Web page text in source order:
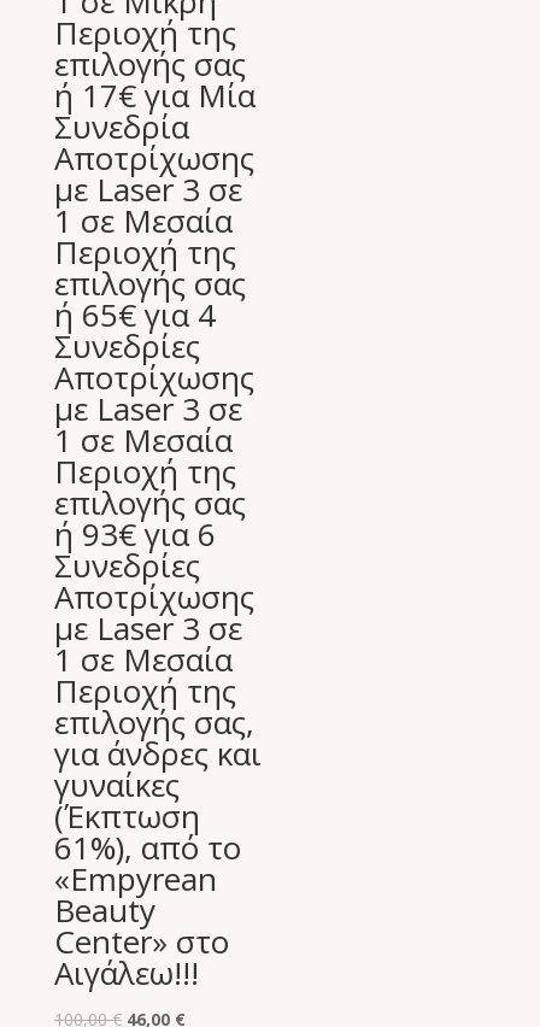
Περιοχή της
επιλογής σας
ή 17€ για Μία
Συνεδρία
Αποτρίχωσης
με Laser 3 σε
1 σε Μεσαία
Περιοχή της
επιλογής σας
ή 65€ για 4
Συνεδρίες
Αποτρίχωσης
με Laser 3 σε
1 σε Μεσαία
Περιοχή της
επιλογής σας
ή 93€ για 6
Συνεδρίες
Αποτρίχωσης
με Laser 3 σε
1 σε Μεσαία
Περιοχή της
επιλογής σας,
για άνδρες και
γυναίκες
(Έκπτωση
61%), από το
«Empyrean
Beauty
Center» στο
Αιγάλεω!!!
100,00€ Original
46,00 €Η